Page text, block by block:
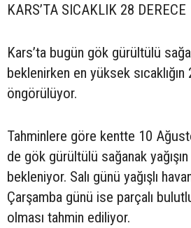
KARS’TA SICAKLIK 28 DERECE
Kars’ta bugün gök gürültülü
beklenirken en yüksek
öngörülüyor.
Tahminlere göre kentte 10
de gök gürültülü sağanak
bekleniyor. Salı günü yağışlı
Çarşamba günü ise parçalı
olması tahmin ediliyor.